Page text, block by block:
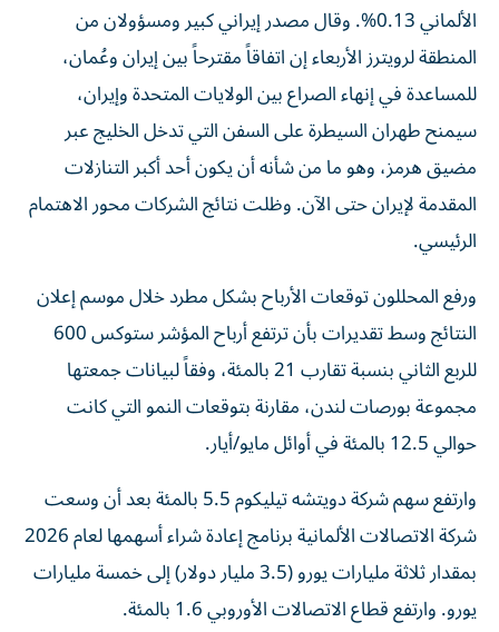
الألماني 0.13%. وقال مصدر إيراني ‌كبير ومسؤولان من
المنطقة لرويترز الأربعاء إن اتفاقاً مقترحاً بين إيران وعُمان،
للمساعدة في إنهاء الصراع بين الولايات المتحدة وإيران،
سيمنح طهران السيطرة على السفن التي تدخل الخليج عبر
مضيق هرمز، وهو ما من شأنه أن يكون أحد أكبر التنازلات
المقدمة لإيران حتى الآن. وظلت نتائج الشركات محور الاهتمام
الرئيسي.
ورفع المحللون توقعات الأرباح بشكل مطرد خلال موسم إعلان
‌النتائج وسط تقديرات بأن ترتفع أرباح المؤشر ستوكس 600
للربع الثاني بنسبة تقارب 21 بالمئة، وفقاً لبيانات جمعتها
مجموعة بورصات لندن، مقارنة بتوقعات النمو التي كانت
حوالي 12.5 بالمئة في أوائل مايو/أيار.
وارتفع سهم شركة دويتشه تيليكوم 5.5 بالمئة بعد أن وسعت
شركة الاتصالات الألمانية برنامج ‌إعادة شراء أسهمها لعام 2026
بمقدار ثلاثة مليارات يورو (3.5 ‌مليار دولار) إلى خمسة مليارات
يورو. وارتفع قطاع الاتصالات الأوروبي 1.6 بالمئة.